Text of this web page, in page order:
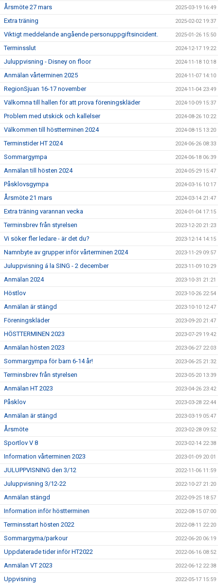
Årsmöte 27 mars 2025-03-19 16:49
Extra träning 2025-02-02 19:37
Viktigt meddelande angående personuppgiftsincident. 2025-01-26 15:50
Terminsslut 2024-12-17 19:22
Juluppvisning - Disney on floor 2024-11-18 10:18
Anmälan vårterminen 2025 2024-11-07 14:10
RegionSjuan 16-17 november 2024-11-04 23:49
Välkomna till hallen för att prova föreningskläder 2024-10-09 15:37
Problem med utskick och kallelser 2024-08-26 10:22
Välkommen till höstterminen 2024 2024-08-15 13:20
Terminstider HT 2024 2024-06-26 08:33
Sommargympa 2024-06-18 06:39
Anmälan till hösten 2024 2024-05-29 15:47
Påsklovsgympa 2024-03-16 10:17
Årsmöte 21 mars 2024-03-14 21:47
Extra träning varannan vecka 2024-01-04 17:15
Terminsbrev från styrelsen 2023-12-20 21:23
Vi söker fler ledare - är det du? 2023-12-14 14:15
Namnbyte av grupper inför vårterminen 2024 2023-11-29 09:57
Juluppvisning á la SING - 2 december 2023-11-09 10:29
Anmälan 2024 2023-10-31 21:21
Höstlov 2023-10-26 22:54
Anmälan är stängd 2023-10-10 12:47
Föreningskläder 2023-09-20 21:47
HÖSTTERMINEN 2023 2023-07-29 19:42
Anmälan hösten 2023 2023-06-27 22:03
Sommargympa för barn 6-14 år! 2023-06-25 21:32
Terminsbrev från styrelsen 2023-05-20 13:39
Anmälan HT 2023 2023-04-26 23:42
Påsklov 2023-03-28 22:44
Anmälan är stängd 2023-03-19 05:47
Årsmöte 2023-02-28 09:52
Sportlov V 8 2023-02-14 22:38
Information vårterminen 2023 2023-01-09 20:01
JULUPPVISNING den 3/12 2022-11-06 11:59
Juluppvisning 3/12-22 2022-10-27 21:20
Anmälan stängd 2022-09-25 18:57
Information inför höstterminen 2022-08-15 07:00
Terminsstart hösten 2022 2022-08-11 22:20
Sommargyma/parkour 2022-06-20 06:19
Uppdaterade tider inför HT2022 2022-06-16 08:52
Anmälan VT 2023 2022-06-12 22:38
Uppvisning 2022-05-17 15:59